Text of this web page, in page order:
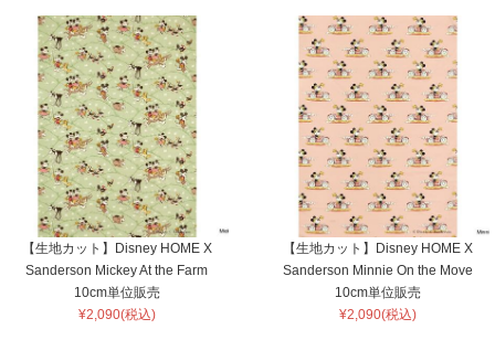
【生地カット】Disney HOME X
Sanderson Mickey At the Farm
10cm単位販売
¥2,090(税込)
【生地カット】Disney HOME X
Sanderson Minnie On the Move
10cm単位販売
¥2,090(税込)